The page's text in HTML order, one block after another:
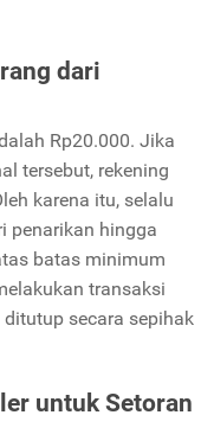
dari
Rp20.000. Jika
tersebut, rekening
karena itu, selalu
penarikan hingga
batas minimum
transaksi
secara sepihak
untuk Setoran